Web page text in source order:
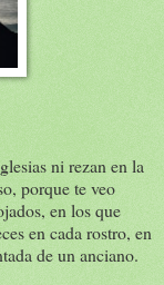
ni rezan en la
porque te veo
en los que
en cada rostro, en
de un anciano.